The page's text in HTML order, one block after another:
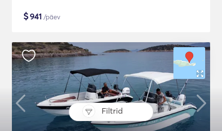
Filtrid
$941 /päev